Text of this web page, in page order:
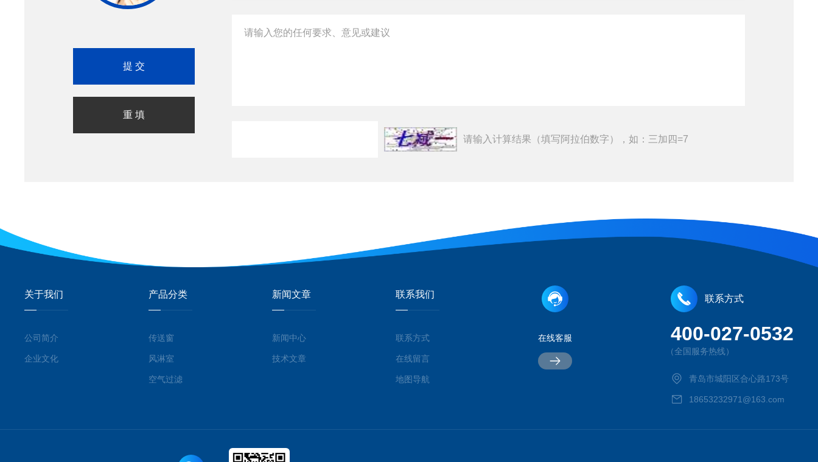
请输入计算结果（填写阿拉伯数字），如：三加四=7
关于我们
公司简介
企业文化
产品分类
传送窗
风淋室
空气过滤
新闻文章
新闻中心
技术文章
联系我们
联系方式
在线留言
地图导航
在线客服
联系方式
400-027-0532
（全国服务热线）
青岛市城阳区合心路173号
18653232971@163.com